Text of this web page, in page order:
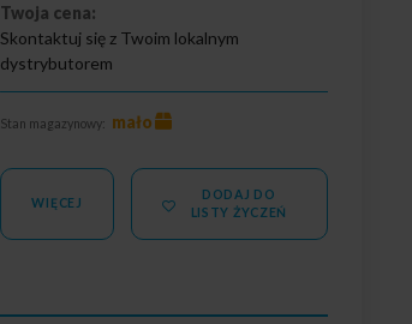
Twoja cena:
Skontaktuj się z Twoim lokalnym
dystrybutorem
Stan magazynowy: mało
WIĘCEJ
DODAJ DO
LISTY ŻYCZEŃ